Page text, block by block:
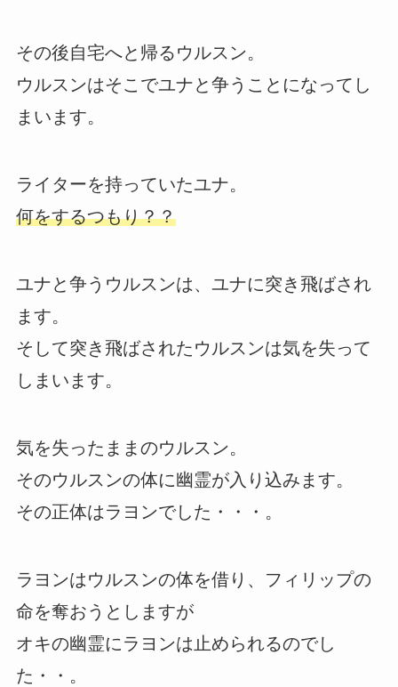
その後自宅へと帰るウルスン。
ウルスンはそこでユナと争うことになってし
まいます。
ライターを持っていたユナ。
何をするつもり？？
ユナと争うウルスンは、ユナに突き飛ばされ
ます。
そして突き飛ばされたウルスンは気を失って
しまいます。
気を失ったままのウルスン。
そのウルスンの体に幽霊が入り込みます。
その正体はラヨンでした・・・。
ラヨンはウルスンの体を借り、フィリップの
命を奪おうとしますが
オキの幽霊にラヨンは止められるのでし
た・・。